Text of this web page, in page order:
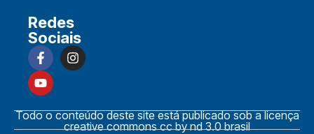
Redes
Sociais
Todo o conteúdo deste site está publicado sob a licença
creative commons cc by nd 3.0 brasil